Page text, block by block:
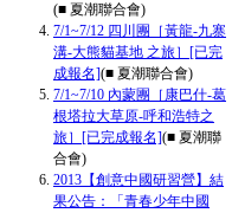
(■ 夏潮聯合會)
7/1~7/12 四川團［黃龍-九寨
溝-大熊貓基地 之旅］[已完
成報名](■ 夏潮聯合會)
7/1~7/10 內蒙團［康巴什-葛
根塔拉大草原-呼和浩特之
旅］[已完成報名](■ 夏潮聯
合會)
2013【創意中國研習營】結
果公告：「青春少年中國